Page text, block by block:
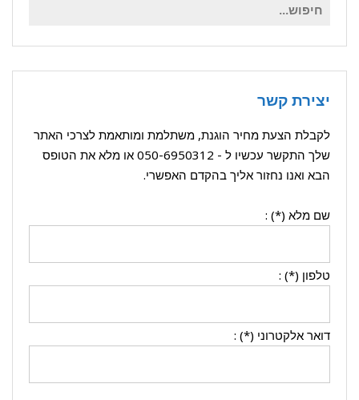
יצירת קשר
לקבלת הצעת מחיר הוגנת, משתלמת ומותאמת לצרכי האתר
שלך התקשר עכשיו ל - 050-6950312 או מלא את הטופס
הבא ואנו נחזור אליך בהקדם האפשרי.
שם מלא (*) :
טלפון (*) :
דואר אלקטרוני (*) :